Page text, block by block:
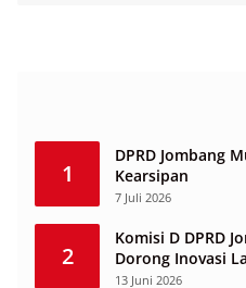
1
DPRD Jombang
Kearsipan
7 Juli 2026
2
Komisi D DPRD
Dorong Inovasi
Berbasis Desa
13 Juni 2026